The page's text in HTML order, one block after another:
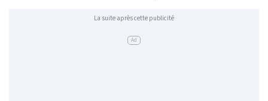
La suite après cette publicité
Ad